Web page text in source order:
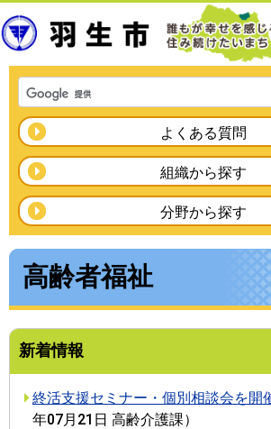
よくある質問
組織から探す
分野から探す
高齢者福祉
新着情報
終活支援セミナー・個別相談会を開
年07月21日 高齢介護課）